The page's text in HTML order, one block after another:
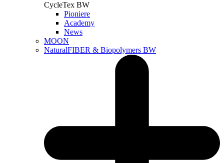
CycleTex BW
Pioniere
Academy
News
MOON
NaturalFIBER & Biopolymers BW